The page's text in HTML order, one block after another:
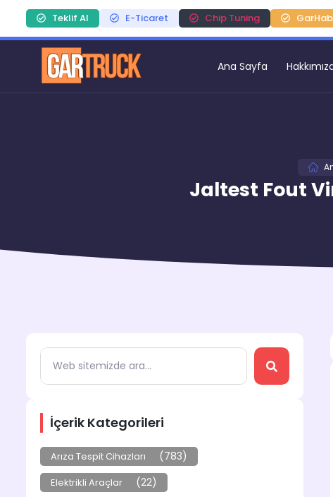
Teklif Al E-Ticaret Chip Tuning
Ana Sayfa
Jaltest Fout
İçerik Kategorileri
Arıza Tespit Cihazları (783)
Elektrikli Araçlar (22)